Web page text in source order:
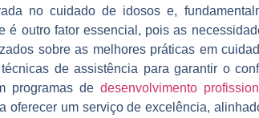
no cuidado de idosos e,
é outro fator essencial, pois as
sobre as melhores práticas em
de assistência para garantir o
programas de desenvolvimento
oferecer um serviço de excelência,